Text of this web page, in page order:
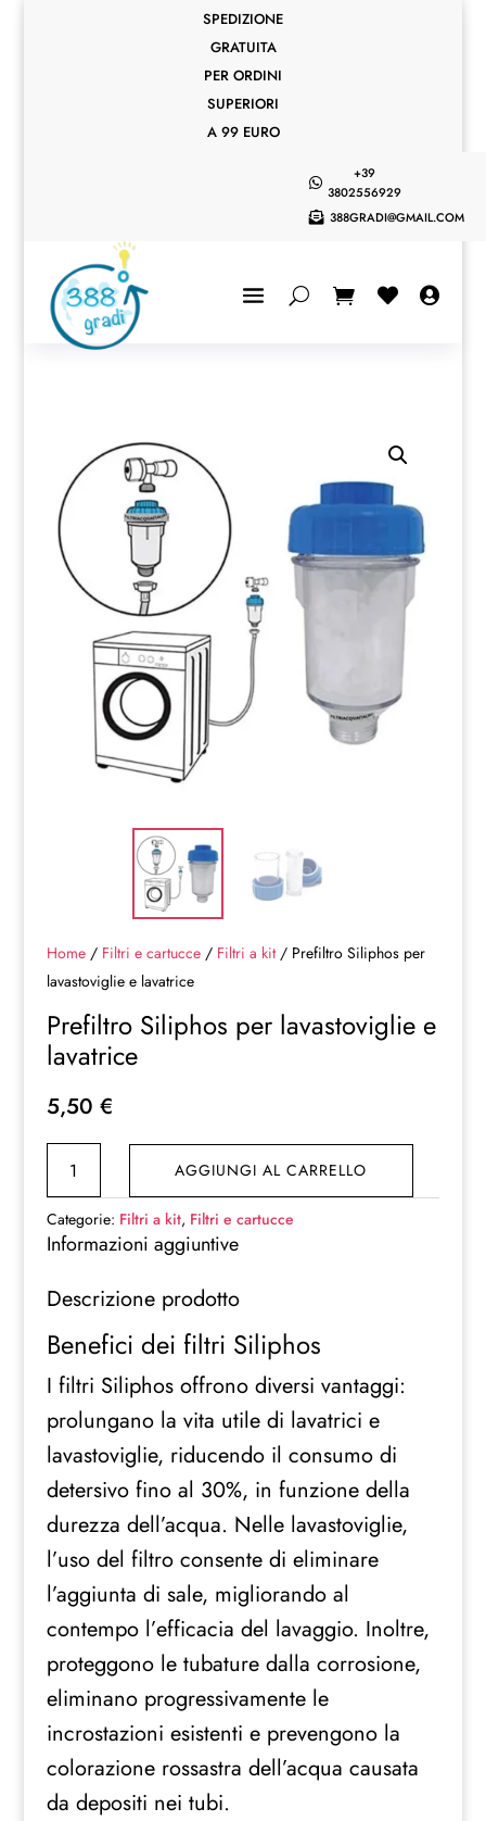
SPEDIZIONE
GRATUITA
PER ORDINI
SUPERIORI
A 99 EURO

+39
3802556929
 388GRADI@GMAIL.COM
 
Home/ Filtri e cartucce/ Filtri a kit/ Prefiltro Siliphos per
lavastoviglie e lavatrice
Prefiltro Siliphos per lavastoviglie e
lavatrice
5,50 €
Siliphos
per
lavastoviglie
lavatrice
AGGIUNGI AL CARRELLO
Categorie: Filtri a kit, Filtri e cartucce
Informazioni aggiuntive
Descrizione prodotto
Benefici dei filtri Siliphos
I filtri Siliphos offrono diversi vantaggi:
prolungano la vita utile di lavatrici e
lavastoviglie, riducendo il consumo di
detersivo fino al 30%, in funzione della
durezza dell’acqua. Nelle lavastoviglie,
l’uso del filtro consente di eliminare
l’aggiunta di sale, migliorando al
contempo l’efficacia del lavaggio. Inoltre,
proteggono le tubature dalla corrosione,
eliminano progressivamente le
incrostazioni esistenti e prevengono la
colorazione rossastra dell’acqua causata
da depositi nei tubi.